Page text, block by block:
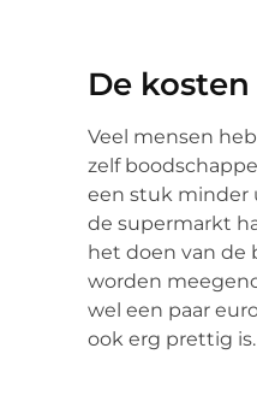
De
Veel mensen
zelf
een stuk minder
de supermarkt
het doen van de
worden
wel een paar
ook erg prettig is.